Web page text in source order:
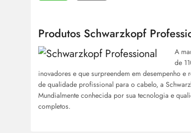
Produtos Schwarzkopf
A
de
inovadores e que surpreendem em desempenho e
de qualidade profissional para o cabelo, a
Mundialmente conhecida por sua tecnologia e
completos.